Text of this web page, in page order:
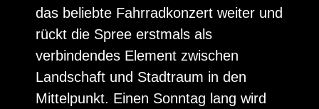
das beliebte Fahrradkonzert weiter und
rückt die Spree erstmals als
verbindendes Element zwischen
Landschaft und Stadtraum in den
Mittelpunkt. Einen Sonntag lang wird